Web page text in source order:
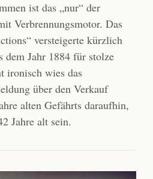
ist das „nur“ der
Verbrennungsmotor. Das
versteigerte kürzlich
dem Jahr 1884 für stolze
ironisch wies das
über den Verkauf
alten Gefährts daraufhin,
Jahre alt sein.